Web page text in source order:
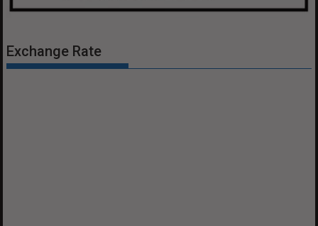
Exchange Rate